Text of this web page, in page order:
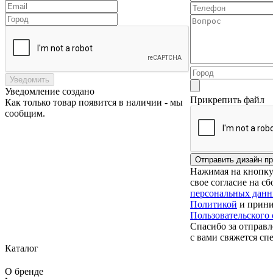
Уведомить
Уведомление создано
Как только товар появится в наличии - мы
сообщим.
Прикрепить файл
Нажимая на
свое согласие на
персональных
Политикой и
Спасибо за
с вами свяжется
Каталог
О бренде